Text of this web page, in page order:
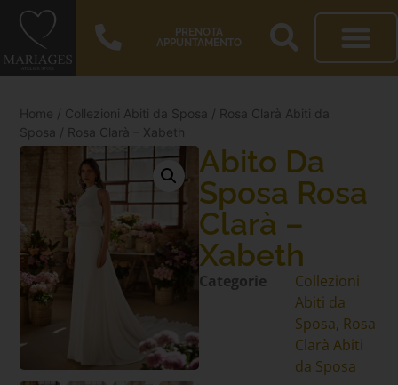
PRENOTA
APPUNTAMENTO
Home / Collezioni Abiti da Sposa / Rosa Clarà Abiti da
Sposa / Rosa Clarà – Xabeth
Abito Da
Sposa Rosa
Clarà –
Xabeth
Categorie
Collezioni
Abiti da
Sposa Rosa
Clarà Abiti
da Sposa